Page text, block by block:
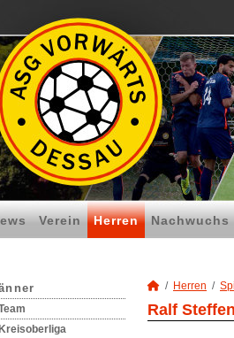
Verein Herren Nachwuchs
Kreisoberliga
Herren
Ralf